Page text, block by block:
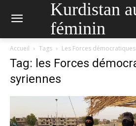
Kurdistan
féminin
Accueil Tags Les Forces
Tag: les Forces
syriennes